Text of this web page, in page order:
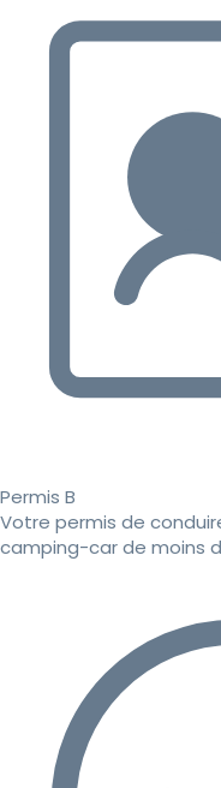
Permis B
Votre permis de
camping-car de moins